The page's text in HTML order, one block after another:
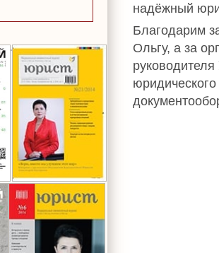
надёжный
Благодарим
Ольгу, а за